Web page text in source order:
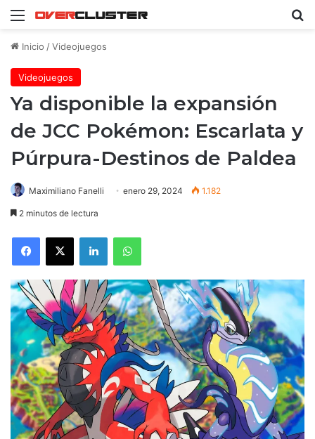
Menú
Inicio /Videojuegos
Videojuegos
Ya disponible la expansión
de JCC Pokémon: Escarlata y
Púrpura-Destinos de Paldea
Maximiliano Fanelli enero 29, 2024 1.182
2 minutos de lectura
Facebook
X LinkedInWhatsApp